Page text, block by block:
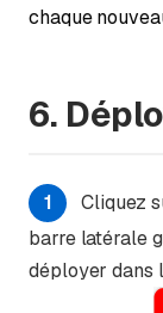
chaque
6.
1 Cliquez
barre latérale
déployer dans